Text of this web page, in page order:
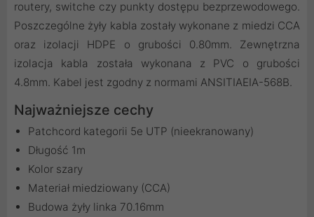
routery, switche czy punkty dostępu bezprzewodowego.
Poszczególne żyły kabla zostały wykonane z miedzi CCA
oraz izolacji HDPE o grubości 0.80mm. Zewnętrzna
izolacja kabla została wykonana z PVC o grubości
4.8mm. Kabel jest zgodny z normami ANSITIAEIA-568B.
Najważniejsze cechy
Patchcord kategorii 5e UTP (nieekranowany)
Długość 1m
Kolor szary
Materiał miedziowany (CCA)
Budowa żyły linka 70.16mm